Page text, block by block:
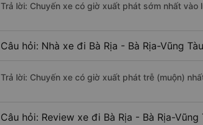
Trả lời: Chuyến xe có giờ xuất phát sớm nhất vào
Câu hỏi: Nhà xe đi Bà Rịa - Bà Rịa-Vũng
Trả lời: Chuyến xe có giờ xuất phát trễ (muộn)
Câu hỏi: Review xe đi Bà Rịa - Bà Rịa-